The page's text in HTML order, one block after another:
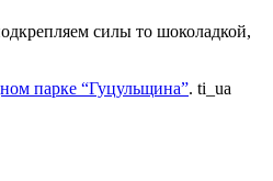
силы то шоколадкой,
парке “Гуцульщина”. ti_ua